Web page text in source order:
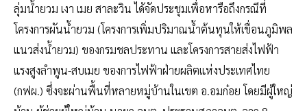
ลุ่มน้ำยวม เงา เมย สาละวิน ได้จัดประชุมเพื่อหารือถึงกรณีที่
โครงการผันน้ำยวม (โครงการเพิ่มปริมาณน้ำต้นทุนให้เขื่อนภูมิพล
แนวส่งน้ำยวม) ของกรมชลประทาน และโครงการสายส่งไฟฟ้า
แรงสูงลำพูน-สบเมย ของการไฟฟ้าฝ่ายผลิตแห่งประเทศไทย
(กฟผ.) ซึ่งจะผ่านพื้นที่หลายหมู่บ้านในเขต อ.อมก๋อย โดยมีผู้ใหญ่